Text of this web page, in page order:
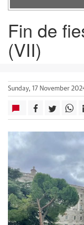
Fin de
(VII)
Sunday, 17 November